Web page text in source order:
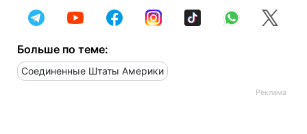
Больше по теме:
Соединенные Штаты Америки